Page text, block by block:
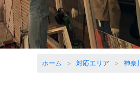
ホーム 対応エリア 神奈